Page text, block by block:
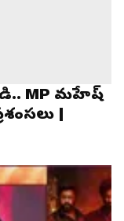
MP మహేష్
|